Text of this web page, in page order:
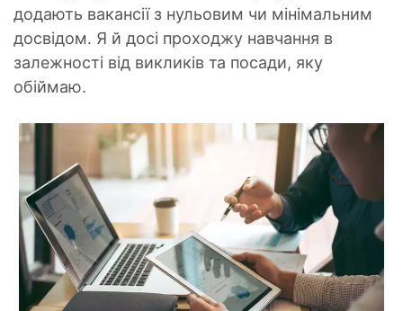
додають вакансії з нульовим чи мінімальним
досвідом. Я й досі проходжу навчання в
залежності від викликів та посади, яку
обіймаю.